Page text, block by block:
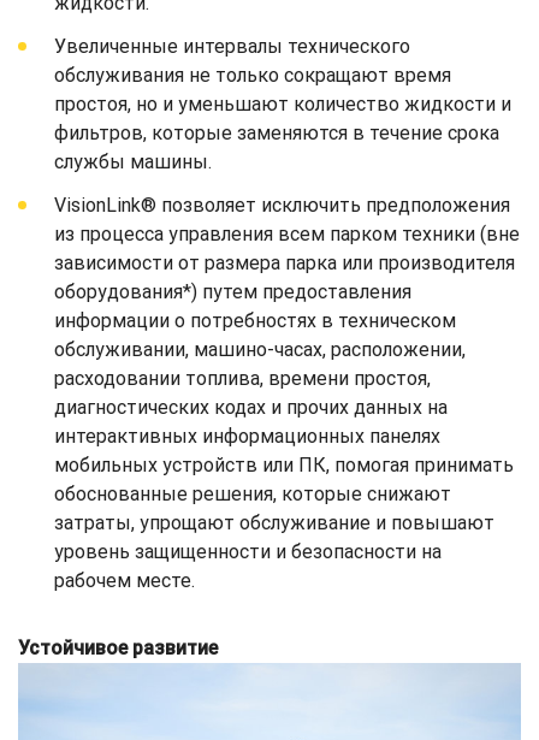
Увеличенные интервалы технического
обслуживания не только сокращают время
простоя, но и уменьшают количество жидкости и
фильтров, которые заменяются в течение срока
службы машины.
VisionLink® позволяет исключить предположения
из процесса управления всем парком техники (вне
зависимости от размера парка или производителя
оборудования*) путем предоставления
информации о потребностях в техническом
обслуживании, машино-часах, расположении,
расходовании топлива, времени простоя,
диагностических кодах и прочих данных на
интерактивных информационных панелях
мобильных устройств или ПК, помогая принимать
обоснованные решения, которые снижают
затраты, упрощают обслуживание и повышают
уровень защищенности и безопасности на
рабочем месте.
Устойчивое развитие